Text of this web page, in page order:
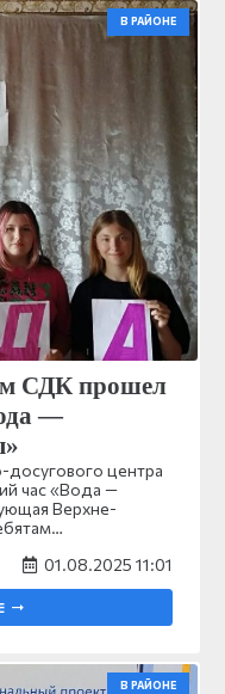
В РАЙОНЕ
СДК прошел
—
досугового центра
час «Вода —
Верхне-
01.08.2025 11:01
В РАЙОНЕ